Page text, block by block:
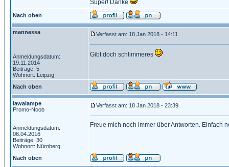
Super! Danke
Nach oben
mannessa
Anmeldungsdatum:
19.11.2014
Beiträge: 5
Wohnort: Leipzig
Verfasst am: 18 Jan 2018 - 14:11
Gibt doch schlimmeres
Nach oben
lawalampe
Promo-Noob
Anmeldungsdatum:
06.04.2016
Beiträge: 30
Wohnort: Nürnberg
Verfasst am: 18 Jan 2018 - 23:39
Freue mich noch immer über Antworten. Einfach
Nach oben